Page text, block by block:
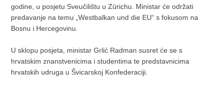
godine, u posjetu Sveučilištu u Zürichu. Ministar će održati
predavanje na temu „Westbalkan und die EU“ s fokusom na
Bosnu i Hercegovinu.
U sklopu posjeta, ministar Grlić Radman susret će se s
hrvatskim znanstvenicima i studentima te predstavnicima
hrvatskih udruga u Švicarskoj Konfederaciji.